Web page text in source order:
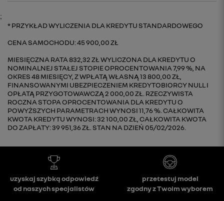
;
PRZYKŁAD WYLICZENIA DLA KREDYTU STANDARDOWEGO
CENA SAMOCHODU: 45 900,00 ZŁ
MIESIĘCZNA RATA 832,32 ZŁ WYLICZONA DLA KREDYTU O
NOMINALNEJ STAŁEJ STOPIE OPROCENTOWANIA 7,99 %, NA
OKRES 48 MIESIĘCY, Z WPŁATĄ WŁASNĄ 13 800,00 ZŁ,
FINANSOWANYMI UBEZPIECZENIEM KREDYTOBIORCY NULL I
OPŁATĄ PRZYGOTOWAWCZĄ 2 000,00 ZŁ. RZECZYWISTA
ROCZNA STOPA OPROCENTOWANIA DLA KREDYTU O
POWYŻSZYCH PARAMETRACH WYNOSI 11,76 %. CAŁKOWITA
KWOTA KREDYTU WYNOSI: 32 100,00 ZŁ, CAŁKOWITA KWOTA
DO ZAPŁATY: 39 951,36 ZŁ. STAN NA DZIEŃ 05/02/2026.